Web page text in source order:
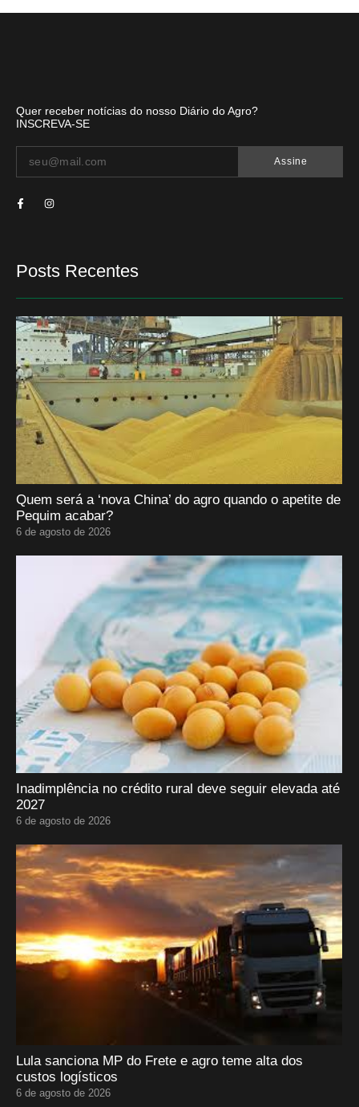
Quer receber notícias do nosso Diário do Agro?
INSCREVA-SE
Assine
Posts Recentes
Quem será a ‘nova China’ do agro quando o apetite de
Pequim acabar?
6 de agosto de 2026
Inadimplência no crédito rural deve seguir elevada até
2027
6 de agosto de 2026
Lula sanciona MP do Frete e agro teme alta dos
custos logísticos
6 de agosto de 2026